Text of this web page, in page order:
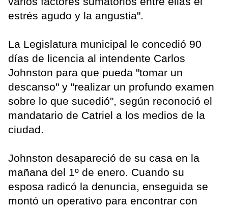
estrés agudo y la angustia".
La Legislatura municipal le concedió 90
días de licencia al intendente Carlos
Johnston para que pueda "tomar un
descanso" y "realizar un profundo examen
sobre lo que sucedió", según reconoció el
mandatario de Catriel a los medios de la
ciudad.
Johnston desapareció de su casa en la
mañana del 1º de enero. Cuando su
esposa radicó la denuncia, enseguida se
montó un operativo para encontrar con